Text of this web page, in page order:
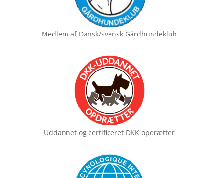
Medlem af Dansk/svensk Gårdhundeklub
Uddannet og certificeret DKK opdrætter